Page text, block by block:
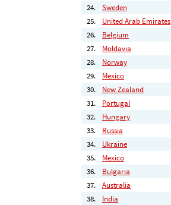
24.
Sweden
25.
United Arab Emirates
26.
Belgium
27.
Moldavia
28.
Norway
29.
Mexico
30.
New Zealand
31.
Portugal
32.
Hungary
33.
Russia
34.
Ukraine
35.
Mexico
36.
Bulgaria
37.
Australia
38.
India